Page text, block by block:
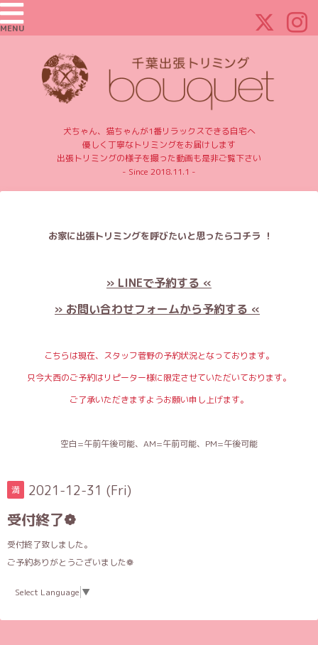
MENU
犬ちゃん、猫ちゃんが1番リラックスできる自宅へ
優しく丁寧なトリミングをお届けします
出張トリミングの様子を撮った動画も是非ご覧下さい
- Since 2018.11.1 -
お家に出張トリミングを呼びたいと思ったらコチラ ！
» LINEで予約する «
» お問い合わせフォームから予約する «
こちらは現在、スタッフ菅野の予約状況となっております。
只今大西のご予約はリピーター様に限定させていただいております。
ご了承いただきますようお願い申し上げます。
空白=午前午後可能、AM=午前可能、PM=午後可能
満 2021-12-31 (Fri)
受付終了❁
受付終了致しました。
ご予約ありがとうございました❁
Select Language ▼